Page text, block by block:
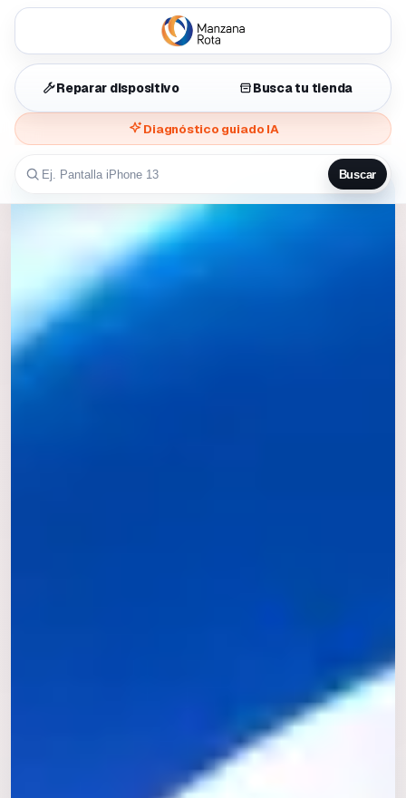
Reparar dispositivo Busca tu tienda
Diagnóstico guiado IA
Buscar